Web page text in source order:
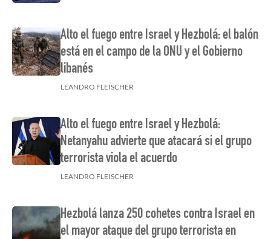
Alto el fuego entre Israel y Hezbolá: el balón
está en el campo de la ONU y el Gobierno
libanés
LEANDRO FLEISCHER
Alto el fuego entre Israel y Hezbolá:
Netanyahu advierte que atacará si el grupo
terrorista viola el acuerdo
LEANDRO FLEISCHER
Hezbolá lanza 250 cohetes contra Israel en
el mayor ataque del grupo terrorista en